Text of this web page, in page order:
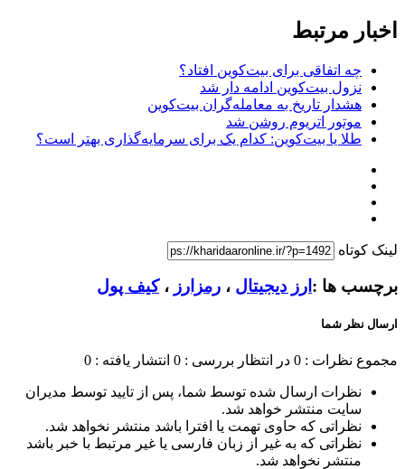
اخبار مرتبط
چه اتفاقی برای بیت‌کوین افتاد؟
نزول بیت‌کوین ادامه دار شد
هشدار تاریخ به معامله‌گران بیت‌کوین
موتور اتریوم روشن شد‌‌
طلا یا بیت‌کوین: کدام یک برای سرمایه‌گذاری بهتر است؟
لینک کوتاه
برچسب ها : ارز دیجیتال ، رمزارز ،کیف پول
ارسال نظر شما
مجموع نظرات : 0 در انتظار بررسی : 0 انتشار یافته : 0
نظرات ارسال شده توسط شما، پس از تایید توسط مدیران
سایت منتشر خواهد شد.
نظراتی که حاوی تهمت یا افترا باشد منتشر نخواهد شد.
نظراتی که به غیر از زبان فارسی یا غیر مرتبط با خبر باشد
منتشر نخواهد شد.